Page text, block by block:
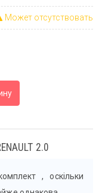
Может отсутствовать
2.0
, оскільки